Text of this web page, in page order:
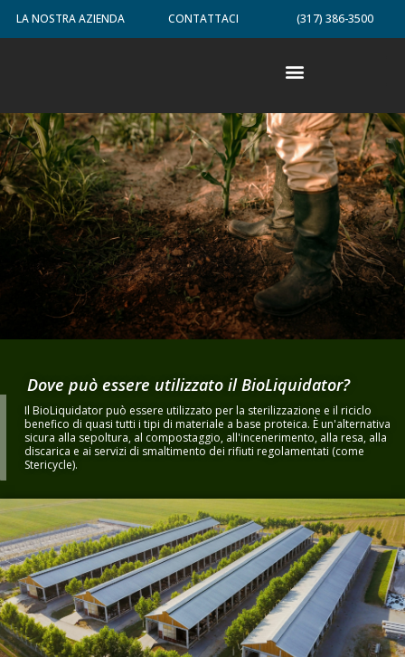
LA NOSTRA AZIENDA CONTATTACI (317) 386-3500
Dove può essere utilizzato il BioLiquidator?
Il BioLiquidator può essere utilizzato per la sterilizzazione e il riciclo
benefico di quasi tutti i tipi di materiale a base proteica. È un'alternativa
sicura alla sepoltura, al compostaggio, all'incenerimento, alla resa, alla
discarica e ai servizi di smaltimento dei rifiuti regolamentati (come
Stericycle).